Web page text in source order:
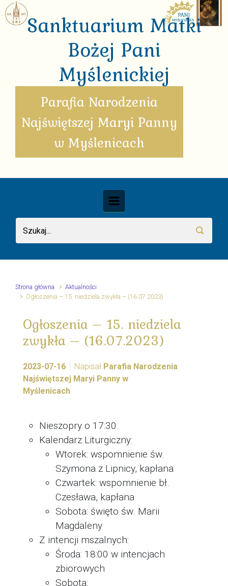
Skip to main content
Sanktuarium Matki
Bożej Pani
Myślenickiej
Parafia Narodzenia
Najświętszej Maryi Panny
w Myślenicach
Strona główna
Aktualności
Ogłoszenia – 15. niedziela zwykła – (16.07.2023)
Ogłoszenia – 15. niedziela
zwykła – (16.07.2023)
2023-07-16 Napisał Parafia Narodzenia
Najświętszej Maryi Panny w
Myślenicach
Nieszopry o 17:30.
Kalendarz Liturgiczny:
Wtorek: wspomnienie św.
Szymona z Lipnicy, kapłana
Czwartek: wspomnienie bł.
Czesława, kapłana
Sobota: święto św. Marii
Magdaleny
Z intencji mszalnych:
Środa: 18:00 w intencjach
zbiorowych
Sobota: